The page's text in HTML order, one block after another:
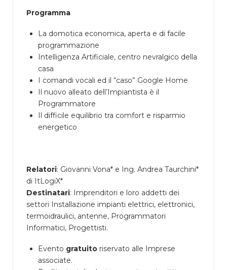
Programma
La domotica economica, aperta e di facile
programmazione
Intelligenza Artificiale, centro nevralgico della
casa
I comandi vocali ed il “caso” Google Home
Il nuovo alleato dell’Impiantista è il
Programmatore
Il difficile equilibrio tra comfort e risparmio
energetico
Relatori: Giovanni Vona* e Ing. Andrea Taurchini*
di ItLogiX*
Destinatari: Imprenditori e loro addetti dei
settori Installazione impianti elettrici, elettronici,
termoidraulici, antenne, Programmatori
Informatici, Progettisti.
Evento gratuito riservato alle Imprese
associate.